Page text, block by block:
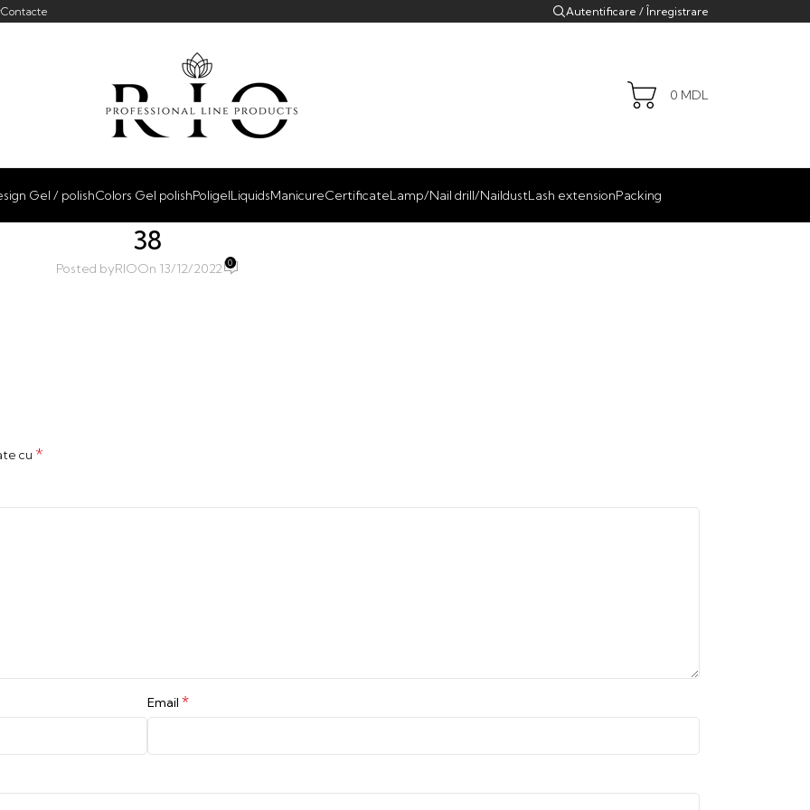
Contacte Autentificare / Înregistrare
0 MDL
Gel / polishColors Gel polishPoligelLiquidsManicureCertificateLamp/Nail drill/NaildustLash extensionPacking
38
Posted byRIOOn 13/12/2022 0
cu *
Email *